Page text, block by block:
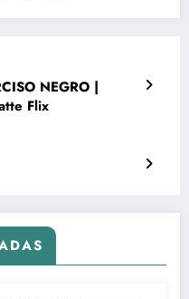
NEGRO |
Flix